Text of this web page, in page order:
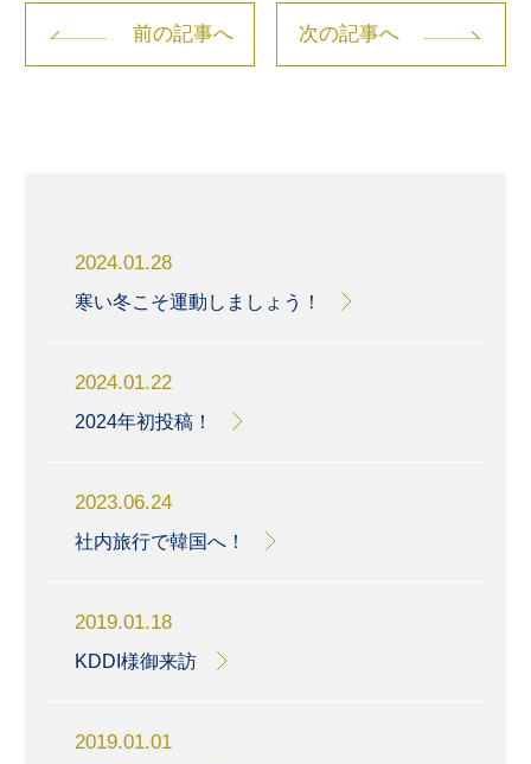
前の記事へ 次の記事へ
2024.01.28
寒い冬こそ運動しましょう！
2024.01.22
2024年初投稿！
2023.06.24
社内旅行で韓国へ！
2019.01.18
KDDI様御来訪
2019.01.01